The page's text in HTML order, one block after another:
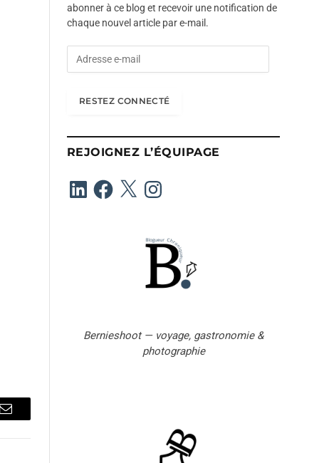
Email
abonner à ce blog et recevoir une notification de
chaque nouvel article par e-mail.
e
m
a
RESTEZ CONNECTÉ
REJOIGNEZ L’ÉQUIPAGE
LinkedInFacebook
X Instagram
Bernieshoot — voyage, gastronomie &
photographie